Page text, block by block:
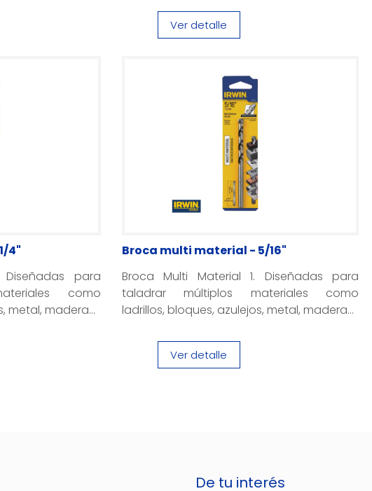
Ver detalle
4"
para
como
metal, madera...
Broca multi material - 5/16"
Broca Multi Material 1. Diseñadas para
taladrar múltiplos materiales como
ladrillos, bloques, azulejos, metal, madera...
Ver detalle
De tu interés